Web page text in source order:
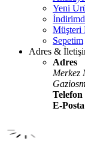
Yeni
Müşteri
Sepetim
Adres &
Adres
Merkez
Telefon
E-Posta